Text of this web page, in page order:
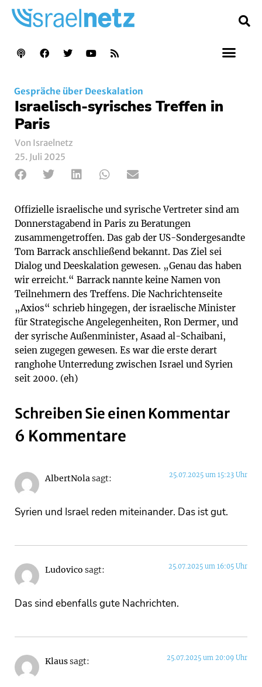
Gespräche über Deeskalation
Israelisch-syrisches Treffen in
Paris
Von Israelnetz
25. Juli 2025
Offizielle israelische und syrische Vertreter sind am
Donnerstagabend in Paris zu Beratungen
zusammengetroffen. Das gab der US-Sondergesandte
Tom Barrack anschließend bekannt. Das Ziel sei
Dialog und Deeskalation gewesen. „Genau das haben
wir erreicht.“ Barrack nannte keine Namen von
Teilnehmern des Treffens. Die Nachrichtenseite
„Axios“ schrieb hingegen, der israelische Minister
für Strategische Angelegenheiten, Ron Dermer, und
der syrische Außenminister, Asaad al-Schaibani,
seien zugegen gewesen. Es war die erste derart
ranghohe Unterredung zwischen Israel und Syrien
seit 2000. (eh)
Schreiben Sie einen Kommentar
6 Kommentare
AlbertNolasagt: 25.07.2025 um 15:23 Uhr
Syrien und Israel reden miteinander. Das ist gut.
Ludovico sagt: 25.07.2025 um 16:05 Uhr
Das sind ebenfalls gute Nachrichten.
Klaussagt: 25.07.2025 um 20:09 Uhr